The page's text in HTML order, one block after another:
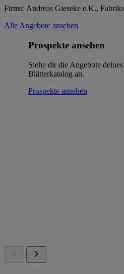
Firma: Andreas Gieseke e.K.,
Alle Angebote ansehen
Prospekte ansehen
Siehe dir die Angebote
Blätterkatalog an.
Prospekte ansehen